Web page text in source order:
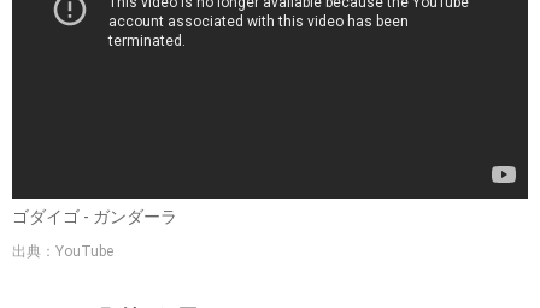
ゴダイゴ - ガンダーラ
出典：YouTube